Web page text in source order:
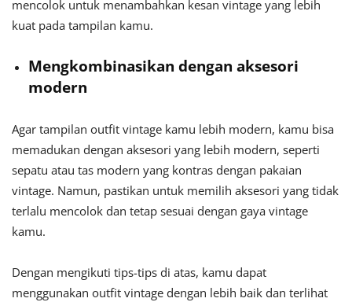
mencolok untuk menambahkan kesan vintage yang lebih
kuat pada tampilan kamu.
Mengkombinasikan dengan aksesori
modern
Agar tampilan outfit vintage kamu lebih modern, kamu bisa
memadukan dengan aksesori yang lebih modern, seperti
sepatu atau tas modern yang kontras dengan pakaian
vintage. Namun, pastikan untuk memilih aksesori yang tidak
terlalu mencolok dan tetap sesuai dengan gaya vintage
kamu.
Dengan mengikuti tips-tips di atas, kamu dapat
menggunakan outfit vintage dengan lebih baik dan terlihat